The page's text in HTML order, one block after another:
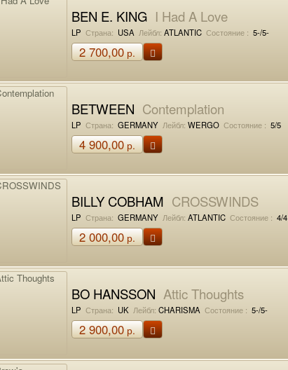
BEN E. KING I Had A Love
LP Страна: USA Лейбл: ATLANTIC Состояние : 5-/5-
2 700,00р.
BETWEEN Contemplation
LP Страна: GERMANY Лейбл: WERGO Состояние : 5/5
4 900,00р.
BILLY COBHAM CROSSWINDS
LP Страна: GERMANY Лейбл: ATLANTIC Состояние : 4/4
2 000,00р.
BO HANSSON Attic Thoughts
LP Страна: UK Лейбл: CHARISMA Состояние : 5-/5-
2 900,00р.